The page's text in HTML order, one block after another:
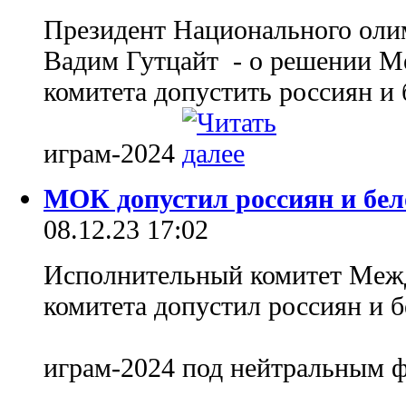
Президент Национального
Вадим Гутцайт - о решении
комитета допустить россиян
играм-2024
МОК допустил россиян и
08.12.23 17:02
Исполнительный комитет
комитета допустил россиян
играм-2024 под нейтральным